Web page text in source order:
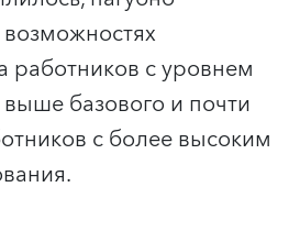
работников с уровнем
базового и почти
с более высоким